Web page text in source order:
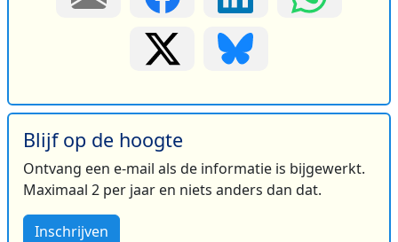
Blijf op de hoogte
Ontvang een e-mail als de informatie is bijgewerkt.
Maximaal 2 per jaar en niets anders dan dat.
Inschrijven